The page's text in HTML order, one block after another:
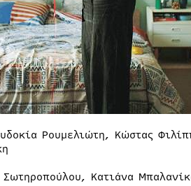
Ρουμελιώτη, Κώστας
Κατιάνα